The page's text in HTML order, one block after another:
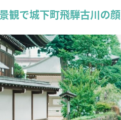
観で城下町飛騨古川の顔